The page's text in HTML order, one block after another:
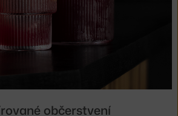
občerstvení